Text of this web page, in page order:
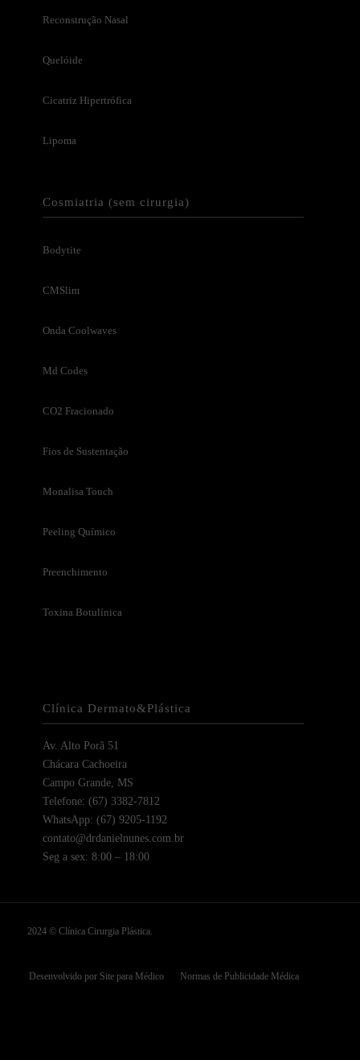
Reconstrução Nasal
Quelóide
Cicatriz Hipertrófica
Lipoma
Cosmiatria (sem cirurgia)
Bodytite
CMSlim
Onda Coolwaves
Md Codes
CO2 Fracionado
Fios de Sustentação
Monalisa Touch
Peeling Químico
Preenchimento
Toxina Botulínica
Clínica Dermato&Plástica
Av. Alto Porã 51
Chácara Cachoeira
Campo Grande, MS
Telefone: (67) 3382-7812
WhatsApp: (67) 9205-1192
contato@drdanielnunes.com.br
Seg a sex: 8:00 – 18:00
2024 © Clínica Cirurgia Plástica.
Desenvolvido por Site para Médico Normas de Publicidade Médica